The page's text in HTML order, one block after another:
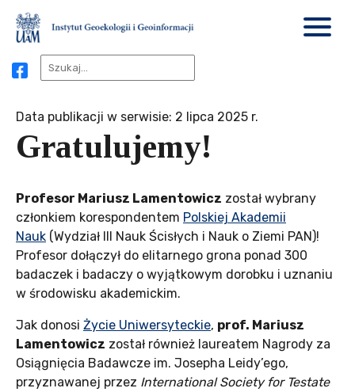
Data publikacji w serwisie: 2 lipca 2025 r.
Gratulujemy!
Profesor Mariusz Lamentowicz został wybrany
członkiem korespondentem Polskiej Akademii
Nauk (Wydział III Nauk Ścisłych i Nauk o Ziemi PAN)!
Profesor dołączył do elitarnego grona ponad 300
badaczek i badaczy o wyjątkowym dorobku i uznaniu
w środowisku akademickim.
Jak donosi Życie Uniwersyteckie, prof. Mariusz
Lamentowicz został również laureatem Nagrody za
Osiągnięcia Badawcze im. Josepha Leidy’ego,
przyznawanej przez International Society for Testate